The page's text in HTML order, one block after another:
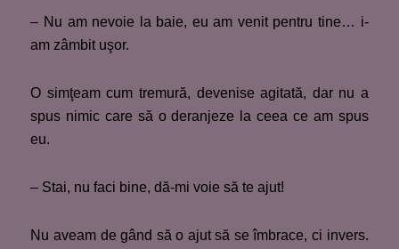
– Nu am nevoie la baie, eu am venit pentru tine… i-
am zâmbit uşor.
O simţeam cum tremură, devenise agitată, dar nu a
spus nimic care să o deranjeze la ceea ce am spus
eu.
– Stai, nu faci bine, dă-mi voie să te ajut!
Nu aveam de gând să o ajut să se îmbrace, ci invers.